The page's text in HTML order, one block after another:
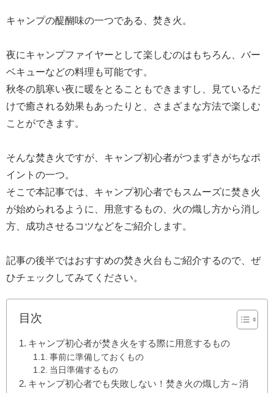
キャンプの醍醐味の一つである、焚き火。
夜にキャンプファイヤーとして楽しむのはもちろん、バー
ベキューなどの料理も可能です。
秋冬の肌寒い夜に暖をとることもできますし、見ているだ
けで癒される効果もあったりと、さまざまな方法で楽しむ
ことができます。
そんな焚き火ですが、キャンプ初心者がつまずきがちなポ
イントの一つ。
そこで本記事では、キャンプ初心者でもスムーズに焚き火
が始められるように、用意するもの、火の熾し方から消し
方、成功させるコツなどをご紹介します。
記事の後半ではおすすめの焚き火台もご紹介するので、ぜ
ひチェックしてみてください。
目次
キャンプ初心者が焚き火をする際に用意するもの
事前に準備しておくもの
当日準備するもの
キャンプ初心者でも失敗しない！焚き火の熾し方～消